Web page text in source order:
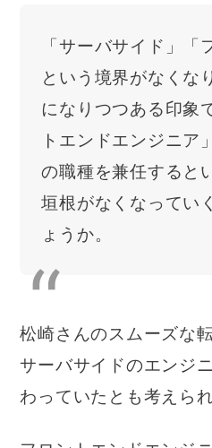
「サーバサイド」「
という境界がなくな
になりつつある印象
トエンドエンジニア
の職種を兼任すると
垣根がなくなってい
ょうか。
松崎さんのスムーズな
サーバサイドのエンジ
わっていたとも考えられ